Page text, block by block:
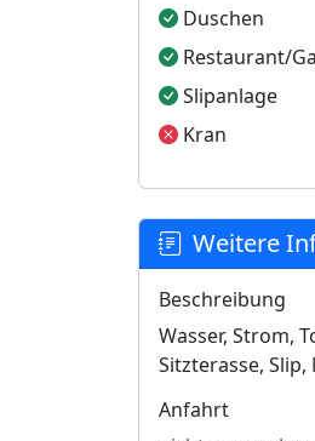
Duschen
Restaurant/
Slipanlage
Kran
Weitere
Beschreibung
Wasser, Strom,
Sitzterasse,
Anfahrt